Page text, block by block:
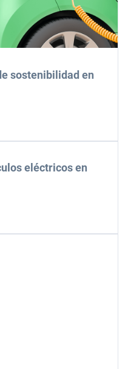
sostenibilidad en
eléctricos en